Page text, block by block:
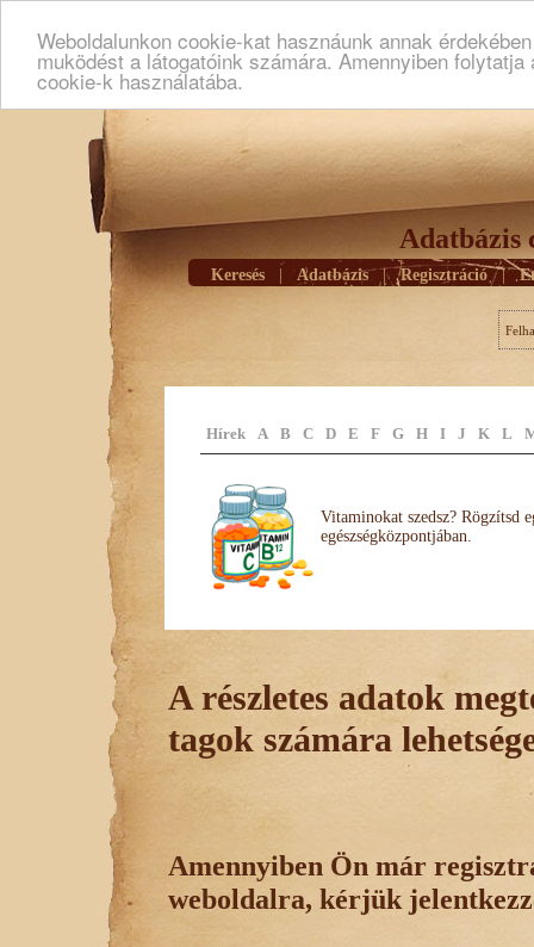
Weboldalunkon cookie-kat hasznáunk annak
muködést a látogatóink számára. Amennyiben
cookie-k használatába.
Adatbázis
Keresés Adatbázis | Regisztráció |
Hírek A B C D E F G H I J K L
Vitaminokat szedsz? Rögzítsd
egészségközpontjában.
A részletes adatok
tagok számára
Amennyiben Ön már
weboldalra, kérjük